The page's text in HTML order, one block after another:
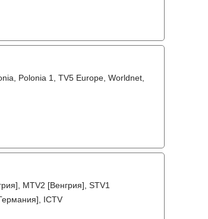
Polonia 1, TV5 Europe, Worldnet,
MTV2 [Венгрия], STV1
ICTV